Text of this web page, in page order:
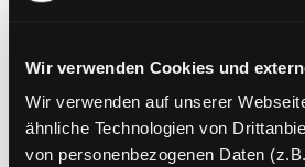
Wir verwenden Cookies und
Wir verwenden auf unserer
ähnliche Technologien von
von personenbezogenen Daten
Miteinander
Verfasser:Schulz